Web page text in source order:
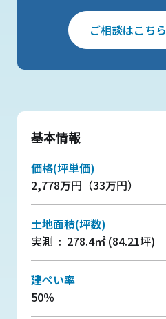
ご相談はこちら
基本情報
価格(坪単価)
2,778万円（33万円）
土地面積(坪数)
実測 : 278.4㎡ (84.21坪)
建ぺい率
50％